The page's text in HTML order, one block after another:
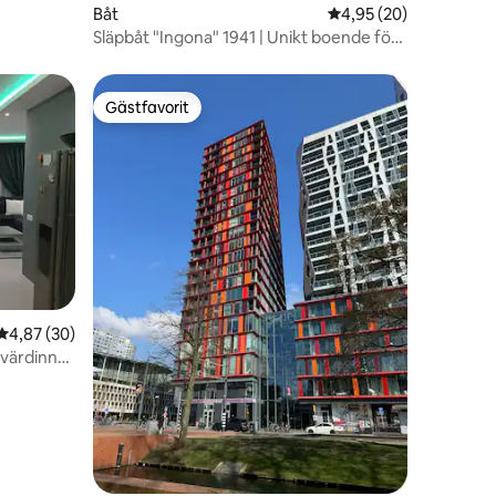
Båt 4,95 av 5 i
4,95 (20)
Släpbåt "Ingona" 1941 | Unikt boende för
av 5 i genomsnittligt betyg, 30 omdömen
4,87 (30)
Gästfavorit
Gästfavorit